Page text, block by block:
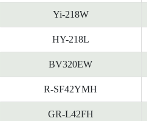
Yi-218W
HY-218L
BV320EW
R-SF42YMH
GR-L42FH